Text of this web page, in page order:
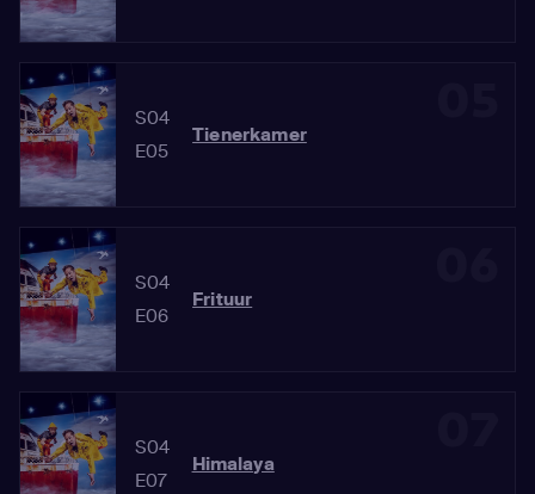
S04
E05
Tienerkamer
S04
E06
Frituur
S04
E07
Himalaya